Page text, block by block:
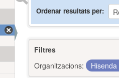
Ordenar resultats per
Filtres
Organitzacions:
Hisenda